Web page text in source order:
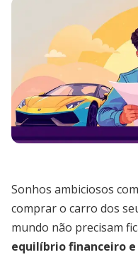
Sonhos ambiciosos
comprar o carro dos
mundo não precisam
equilíbrio financeiro